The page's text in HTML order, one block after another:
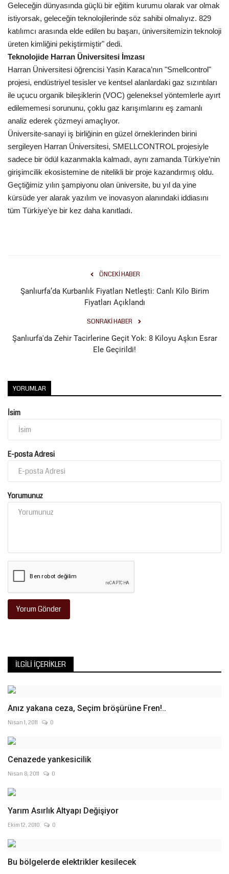
Geleceğin dünyasında güçlü bir eğitim kurumu olarak var olmak
istiyorsak, geleceğin teknolojilerinde söz sahibi olmalıyız. 829
katılımcı arasında elde edilen bu başarı, üniversitemizin teknoloji
üreten kimliğini pekiştirmiştir" dedi.
Teknolojide Harran Üniversitesi İmzası
Harran Üniversitesi öğrencisi Yasin Karaca’nın "Smellcontrol"
projesi, endüstriyel tesisler ve kentsel alanlardaki gaz sızıntıları
ile uçucu organik bileşiklerin (VOC) geleneksel yöntemlerle ayırt
edilememesi sorununu, çoklu gaz karışımlarını eş zamanlı
analiz ederek çözmeyi amaçlıyor.
Üniversite-sanayi iş birliğinin en güzel örneklerinden birini
sergileyen Harran Üniversitesi, SMELLCONTROL projesiyle
sadece bir ödül kazanmakla kalmadı, aynı zamanda Türkiye’nin
girişimcilik ekosistemine de nitelikli bir proje kazandırmış oldu.
Geçtiğimiz yılın şampiyonu olan üniversite, bu yıl da yine
kürsüde yer alarak yazılım ve inovasyon alanındaki iddiasını
tüm Türkiye'ye bir kez daha kanıtladı.
ÖNCEKI HABER
Şanlıurfa’da Kurbanlık Fiyatları Netleşti: Canlı Kilo Birim
Fiyatları Açıklandı
SONRAKI HABER
Şanlıurfa'da Zehir Tacirlerine Geçit Yok: 8 Kiloyu Aşkın Esrar
Ele Geçirildi!
YORUMLAR
İsim
E-posta Adresi
Yorumunuz
Yorum Gönder
İLGILI İÇERIKLER
Anız yakana ceza, Seçim bröşürüne Fren!..
Nisan 1, 2011 0
Cenazede yankesicilik
Nisan 8, 2011 0
Yarım Asırlık Altyapı Değişiyor
Ekim 12, 2010 0
Bu bölgelerde elektrikler kesilecek